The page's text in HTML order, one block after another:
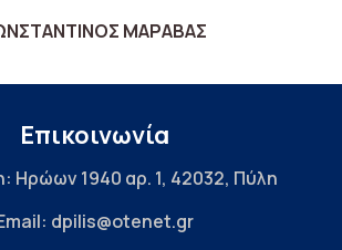
ΜΑΡΑΒΑΣ
Επικοινωνία
Ηρώων 1940 αρ. 1, 42032, Πύλη
dpilis@otenet.gr